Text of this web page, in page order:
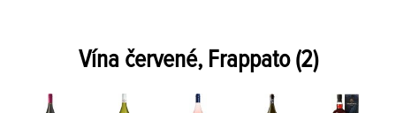
Vína červené, Frappato(2)